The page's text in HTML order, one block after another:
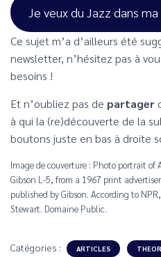
Je veux du Jazz dans
Ce sujet m’a d’ailleurs été
newsletter, n’hésitez pas à
besoins !
Et n’oubliez pas de partager
à qui la (re)découverte de la
boutons juste en bas à droite
Image de couverture : Photo portrait
Gibson L-5, from a 1967 print
published by Gibson. According to
Stewart. Domaine Public.
Catégories : ARTICLES